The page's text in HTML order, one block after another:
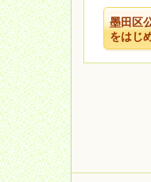
墨田
をはじ